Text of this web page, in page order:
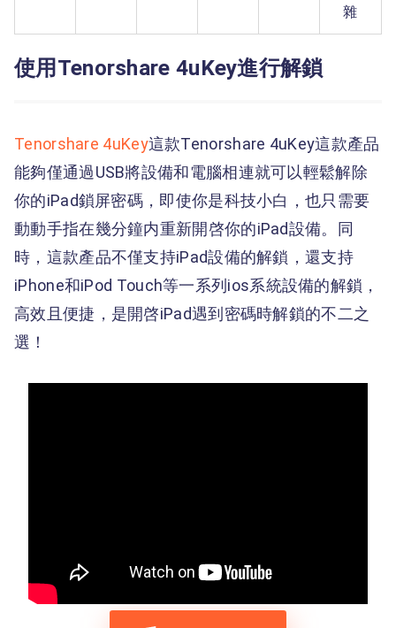
雜
使用Tenorshare 4uKey進行解鎖
Tenorshare 4uKey這款Tenorshare 4uKey這款產品
能夠僅通過USB將設備和電腦相連就可以輕鬆解除
你的iPad鎖屏密碼，即使你是科技小白，也只需要
動動手指在幾分鐘内重新開啓你的iPad設備。同
時，這款產品不僅支持iPad設備的解鎖，還支持
iPhone和iPod Touch等一系列ios系統設備的解鎖，
高效且便捷，是開啓iPad遇到密碼時解鎖的不二之
選！